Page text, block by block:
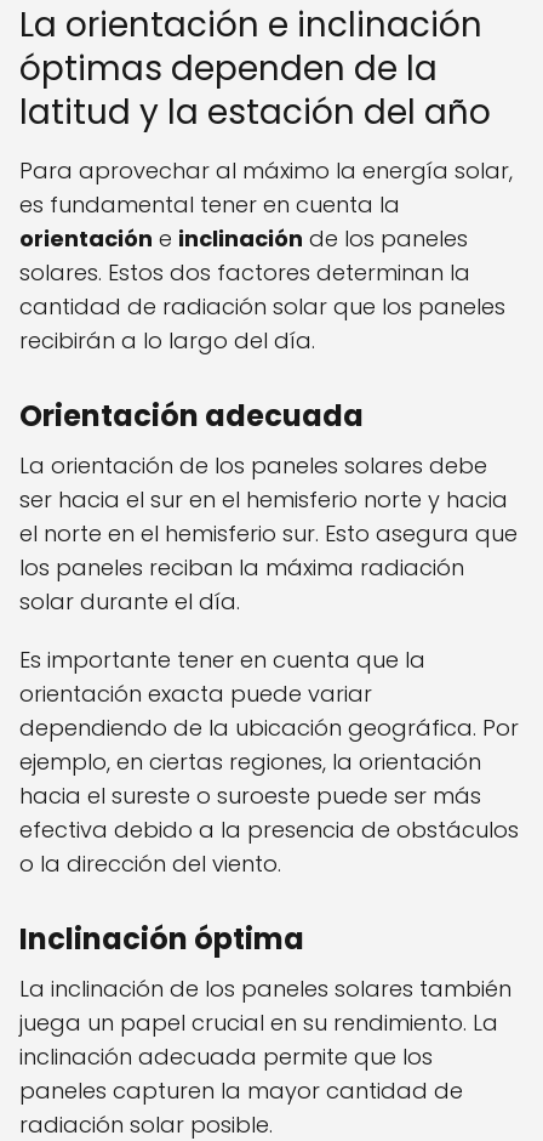
La orientación e inclinación
óptimas dependen de la
latitud y la estación del año
Para aprovechar al máximo la energía solar,
es fundamental tener en cuenta la
orientación e inclinación de los paneles
solares. Estos dos factores determinan la
cantidad de radiación solar que los paneles
recibirán a lo largo del día.
Orientación adecuada
La orientación de los paneles solares debe
ser hacia el sur en el hemisferio norte y hacia
el norte en el hemisferio sur. Esto asegura que
los paneles reciban la máxima radiación
solar durante el día.
Es importante tener en cuenta que la
orientación exacta puede variar
dependiendo de la ubicación geográfica. Por
ejemplo, en ciertas regiones, la orientación
hacia el sureste o suroeste puede ser más
efectiva debido a la presencia de obstáculos
o la dirección del viento.
Inclinación óptima
La inclinación de los paneles solares también
juega un papel crucial en su rendimiento. La
inclinación adecuada permite que los
paneles capturen la mayor cantidad de
radiación solar posible.